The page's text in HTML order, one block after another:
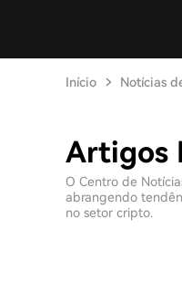
Início Notícias
Artigos
O Centro de
abrangendo
no setor cripto.